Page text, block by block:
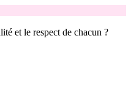
et le respect de chacun ?